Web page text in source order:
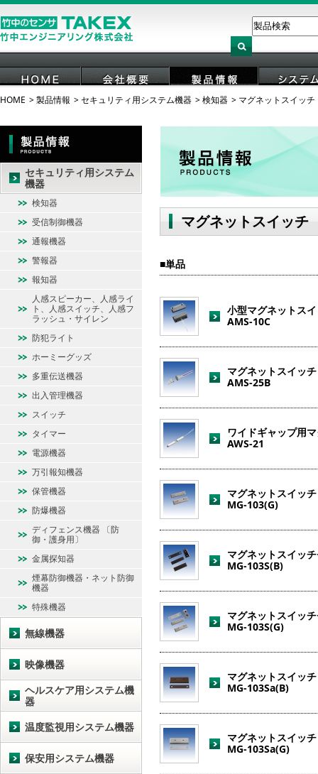
HOME 会社概要 製品情報 システ
HOME 製品情報 セキュリティ用システム機器 検知器 マグネットスイッチ
マグネットスイッチ
単品
小型マグネットス
AMS-10C
マグネットスイッチ
AMS-25B
ワイドギャップ用
AWS-21
マグネットスイッチ
MG-103(G)
マグネットスイッ
MG-103S(B)
マグネットスイッ
MG-103S(G)
マグネットスイッチ
MG-103Sa(B)
マグネットスイッチ
MG-103Sa(G)
セキュリティ用システム
機器
検知器
受信制御機器
通報機器
警報器
報知器
人感スピーカー、人感ライ
ト、人感スイッチ、人感フ
ラッシュ・サイレン
防犯ライト
ホーミーグッズ
多重伝送機器
出入管理機器
スイッチ
タイマー
電源機器
万引報知機器
保管機器
防爆機器
ディフェンス機器 〔防
御・護身用〕
金属探知器
煙幕防御機器・ネット防御
機器
特殊機器
無線機器
映像機器
ヘルスケア用システム機
器
温度監視用システム機器
保安用システム機器